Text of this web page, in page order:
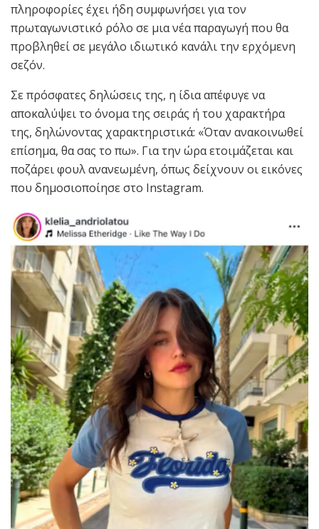
πληροφορίες έχει ήδη συμφωνήσει για τον
πρωταγωνιστικό ρόλο σε μια νέα παραγωγή που θα
προβληθεί σε μεγάλο ιδιωτικό κανάλι την ερχόμενη
σεζόν.
Σε πρόσφατες δηλώσεις της, η ίδια απέφυγε να
αποκαλύψει το όνομα της σειράς ή του χαρακτήρα
της, δηλώνοντας χαρακτηριστικά: «Όταν ανακοινωθεί
επίσημα, θα σας το πω». Για την ώρα ετοιμάζεται και
ποζάρει φουλ ανανεωμένη, όπως δείχνουν οι εικόνες
που δημοσιοποίησε στο Instagram.